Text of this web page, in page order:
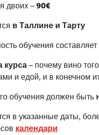
двоих –90€
в Таллине и Тарту
обучения составляет
курса– почему вино
и едой, и в конечном
обучения должен быть
в указанные даты,
календари